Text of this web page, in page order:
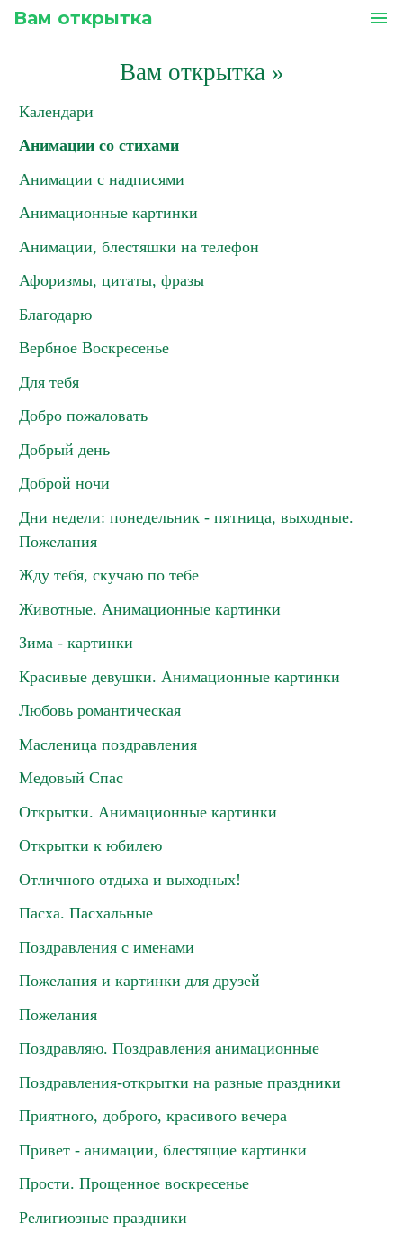
Вам открытка menu
Вам открытка»
Календари
Анимации со стихами
Анимации с надписями
Анимационные картинки
Анимации, блестяшки на телефон
Афоризмы, цитаты, фразы
Благодарю
Вербное Воскресенье
Для тебя
Добро пожаловать
Добрый день
Доброй ночи
Дни недели: понедельник - пятница, выходные.
Пожелания
Жду тебя, скучаю по тебе
Животные. Анимационные картинки
Зима - картинки
Красивые девушки. Анимационные картинки
Любовь романтическая
Масленица поздравления
Медовый Спас
Открытки. Анимационные картинки
Открытки к юбилею
Отличного отдыха и выходных!
Пасха. Пасхальные
Поздравления с именами
Пожелания и картинки для друзей
Пожелания
Поздравляю. Поздравления анимационные
Поздравления-открытки на разные праздники
Приятного, доброго, красивого вечера
Привет - анимации, блестящие картинки
Прости. Прощенное воскресенье
Религиозные праздники